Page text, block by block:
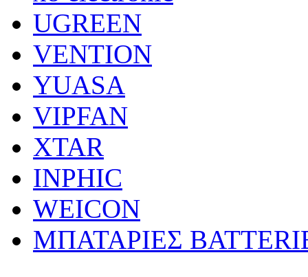
UGREEN
VENTION
YUASA
VIPFAN
XTAR
INPHIC
WEICON
ΜΠΑΤΑΡΙΕΣ